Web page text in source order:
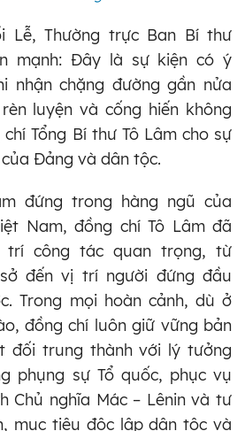
Lễ, Thường trực Ban Bí thư
mạnh: Đây là sự kiện có ý
nhận chặng đường gần nửa
luyện và cống hiến không
Tổng Bí thư Tô Lâm cho sự
Đảng và dân tộc.
đứng trong hàng ngũ của
Nam, đồng chí Tô Lâm đã
trí công tác quan trọng, từ
đến vị trí người đứng đầu
Trong mọi hoàn cảnh, dù ở
đồng chí luôn giữ vững bản
đối trung thành với lý tưởng
phụng sự Tổ quốc, phục vụ
Chủ nghĩa Mác – Lênin và tư
mục tiêu độc lập dân tộc và